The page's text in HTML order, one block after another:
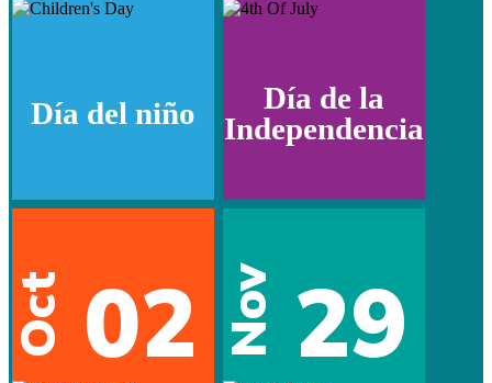
Día del niño
Día de la
Independencia
Oct 02 Nov 29